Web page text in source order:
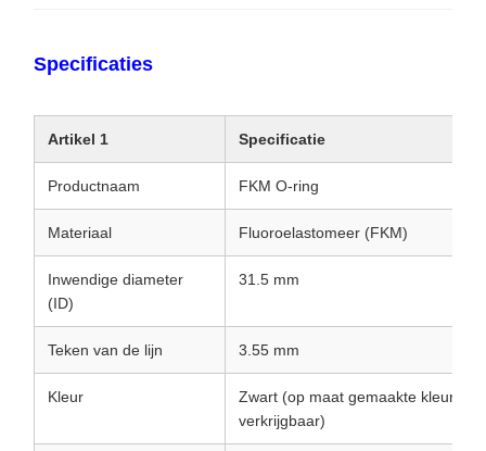
Specificaties
Artikel 1 Specificatie
Productnaam FKM O-ring
Materiaal Fluoroelastomeer (FKM)
Inwendige diameter
(ID)
31.5 mm
Teken van de lijn 3.55 mm
Kleur
Zwart (op maat gemaakte kleuren
verkrijgbaar)